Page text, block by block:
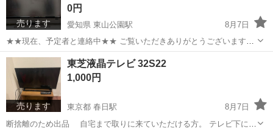
売ります
0円
愛知県 東山公園駅
8月7日
★★現在、予定者と連絡中★★ ​ご覧いただきありがとうございます！
買い替えに伴い、シャープの40型液晶テレビ「AQUOS LC-40DS6」を
お譲りいたします。 ​【商品概要】 ・メーカー：SHARP（シャープ）
愛知 名古屋市 東山公園駅
売ります
東芝液晶テレビ 32S22
1,000円
東京都 春日駅
8月7日
断捨離のため出品 自宅まで取りに来ていただける方。 テレビ下にあ